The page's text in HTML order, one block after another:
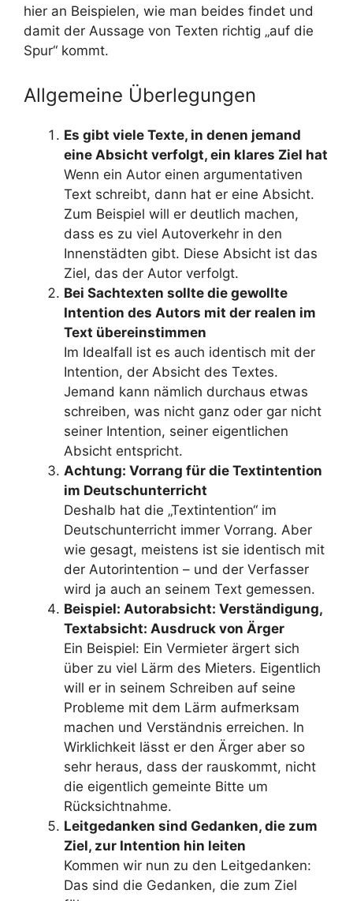
hier an Beispielen, wie man beides findet und
damit der Aussage von Texten richtig „auf die
Spur“ kommt.
Allgemeine Überlegungen
Es gibt viele Texte, in denen jemand
eine Absicht verfolgt, ein klares Ziel hat
Wenn ein Autor einen argumentativen
Text schreibt, dann hat er eine Absicht.
Zum Beispiel will er deutlich machen,
dass es zu viel Autoverkehr in den
Innenstädten gibt. Diese Absicht ist das
Ziel, das der Autor verfolgt.
Bei Sachtexten sollte die gewollte
Intention des Autors mit der realen im
Text übereinstimmen
Im Idealfall ist es auch identisch mit der
Intention, der Absicht des Textes.
Jemand kann nämlich durchaus etwas
schreiben, was nicht ganz oder gar nicht
seiner Intention, seiner eigentlichen
Absicht entspricht.
Achtung: Vorrang für die Textintention
im Deutschunterricht
Deshalb hat die „Textintention“ im
Deutschunterricht immer Vorrang. Aber
wie gesagt, meistens ist sie identisch mit
der Autorintention – und der Verfasser
wird ja auch an seinem Text gemessen.
Beispiel: Autorabsicht: Verständigung,
Textabsicht: Ausdruck von Ärger
Ein Beispiel: Ein Vermieter ärgert sich
über zu viel Lärm des Mieters. Eigentlich
will er in seinem Schreiben auf seine
Probleme mit dem Lärm aufmerksam
machen und Verständnis erreichen. In
Wirklichkeit lässt er den Ärger aber so
sehr heraus, dass der rauskommt, nicht
die eigentlich gemeinte Bitte um
Rücksichtnahme.
Leitgedanken sind Gedanken, die zum
Ziel, zur Intention hin leiten
Kommen wir nun zu den Leitgedanken:
Das sind die Gedanken, die zum Ziel